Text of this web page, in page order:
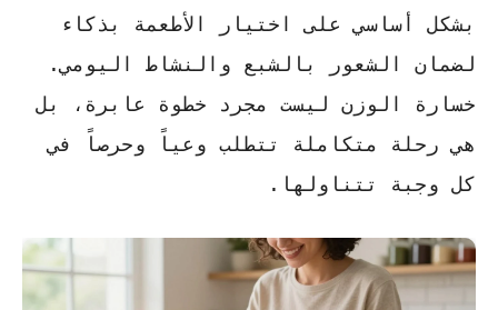
بشكل أساسي على اختيار الأطعمة بذكاء
لضمان الشعور بالشبع والنشاط اليومي.
خسارة الوزن ليست مجرد خطوة عابرة، بل
هي رحلة متكاملة تتطلب وعياً وحرصاً في
كل وجبة تتناولها.